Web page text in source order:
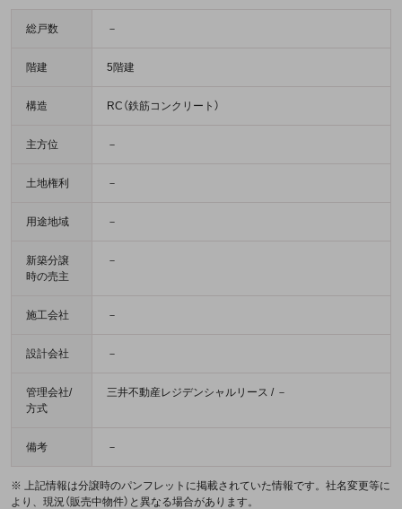
総戸数 －
階建 5階建
構造 RC（鉄筋コンクリート）
主方位 －
土地権利 －
用途地域 －
新築分譲
時の売主
－
施工会社 －
設計会社 －
管理会社/
方式
三井不動産レジデンシャルリース / －
備考 －
※ 上記情報は分譲時のパンフレットに掲載されていた情報です。社名変更等に
より、現況（販売中物件）と異なる場合があります。